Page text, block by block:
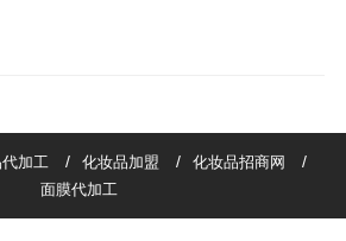
加工 / 化妆品加盟 / 化妆品招商网 /
面膜代加工